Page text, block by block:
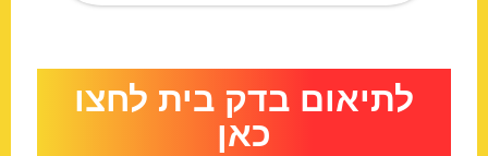
לתיאום בדק בית לחצו
כאן